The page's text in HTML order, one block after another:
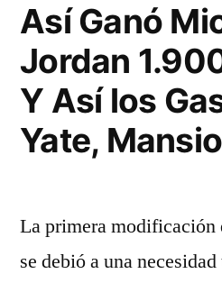
Así Ganó
Jordan
Y Así los
Yate,
La primera modificación
se debió a una